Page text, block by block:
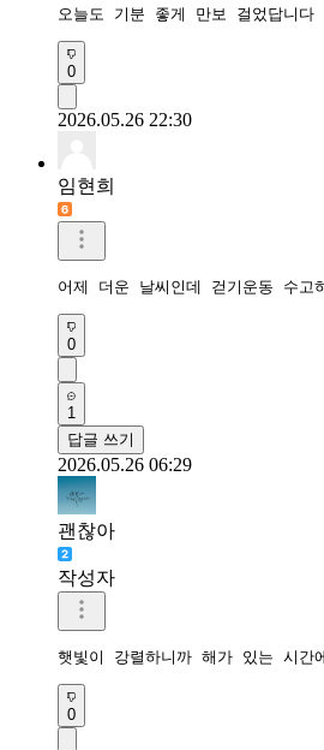
오늘도 기분 좋게 만보 걸었답니다
0
2026.05.26 22:30
임현희
어제 더운 날씨인데 걷기운동 수고
0
1
답글 쓰기
2026.05.26 06:29
괜찮아
작성자
햇빛이 강렬하니까 해가 있는 시간
0